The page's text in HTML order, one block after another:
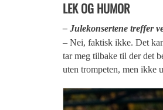
LEK OG HUMOR
– Julekonsertene treffer
– Nei, faktisk ikke. Det
tar meg tilbake til der det
uten trompeten, men ikke